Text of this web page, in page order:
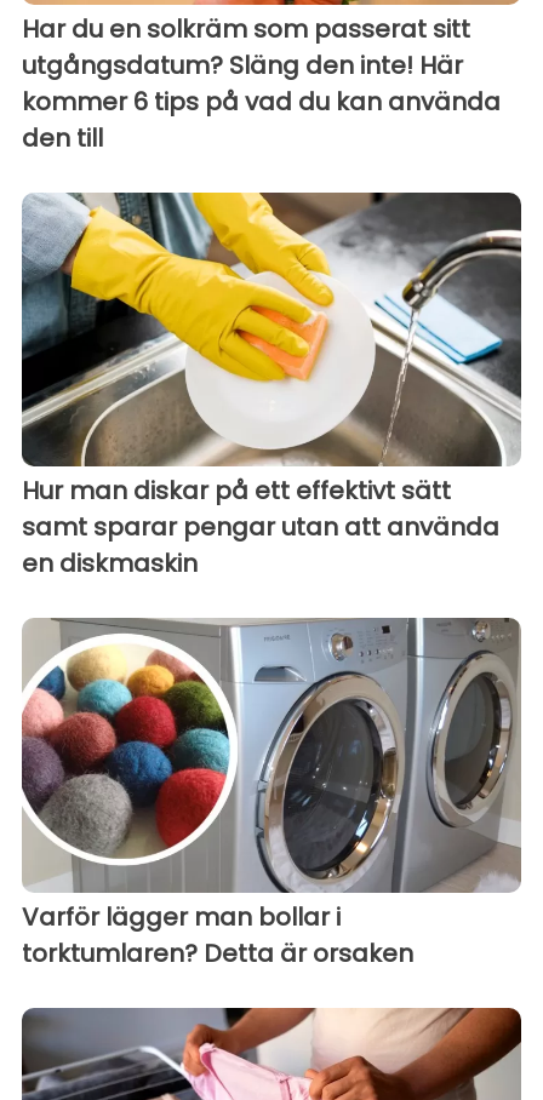
Har du en solkräm som passerat sitt
utgångsdatum? Släng den inte! Här
kommer 6 tips på vad du kan använda
den till
Hur man diskar på ett effektivt sätt
samt sparar pengar utan att använda
en diskmaskin
Varför lägger man bollar i
torktumlaren? Detta är orsaken